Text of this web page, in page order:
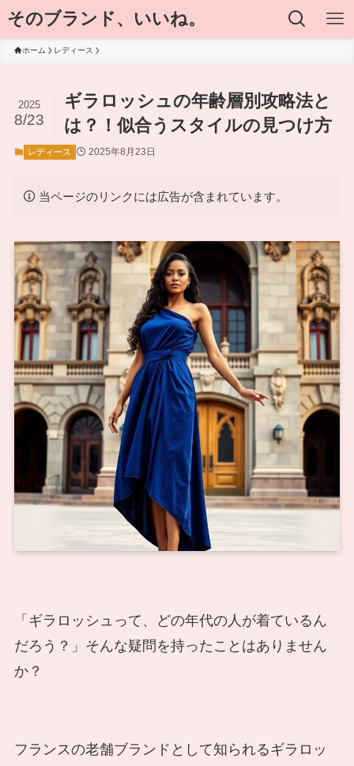
そのブランド、いいね。
ホーム レディース
ギラロッシュの年齢層別攻略法と
は？！似合うスタイルの見つけ方
2025
8/23
レディース 2025年8月23日
当ページのリンクには広告が含まれています。
「ギラロッシュって、どの年代の人が着ているん
だろう？」そんな疑問を持ったことはありません
か？
フランスの老舗ブランドとして知られるギラロッ